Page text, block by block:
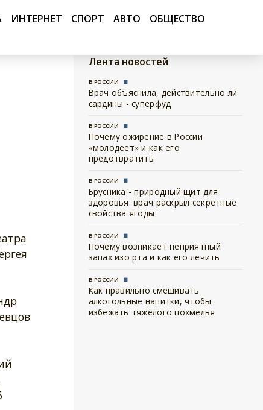
ИНТЕРНЕТ СПОРТ АВТО ОБЩЕСТВО
Лента новостей
В РОССИИ
Врач объяснила, действительно ли
сардины - суперфуд
В РОССИИ
Почему ожирение в России
«молодеет» и как его
предотвратить
В РОССИИ
Брусника - природный щит для
здоровья: врач раскрыл секретные
свойства ягоды
В РОССИИ
Почему возникает неприятный
запах изо рта и как его лечить
В РОССИИ
Как правильно смешивать
алкогольные напитки, чтобы
избежать тяжелого похмелья